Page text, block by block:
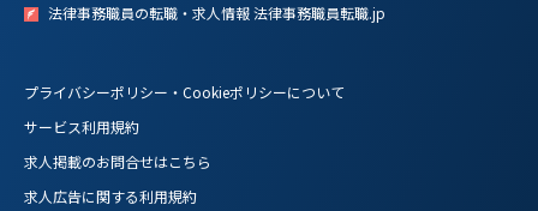
法律事務職員の転職・求人情報 法律事務職員転職.jp
プライバシーポリシー・Cookieポリシーについて
サービス利用規約
求人掲載のお問合せはこちら
求人広告に関する利用規約